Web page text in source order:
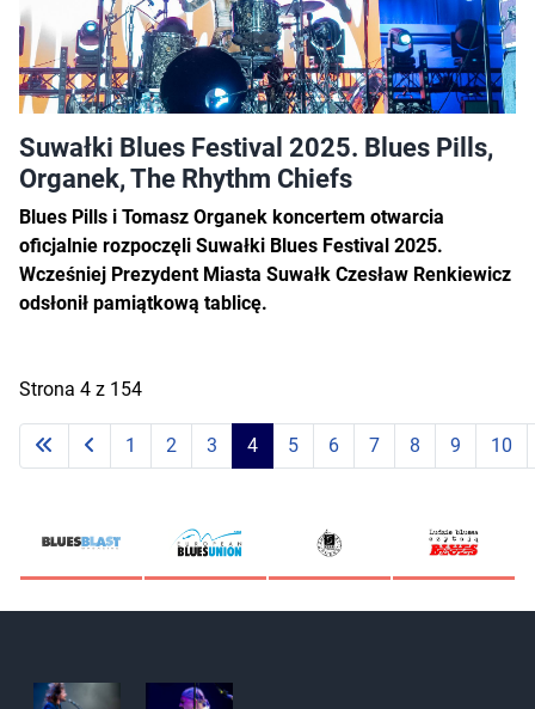
Suwałki Blues Festival 2025. Blues Pills,
Organek, The Rhythm Chiefs
Blues Pills i Tomasz Organek koncertem otwarcia
oficjalnie rozpoczęli Suwałki Blues Festival 2025.
Wcześniej Prezydent Miasta Suwałk Czesław Renkiewicz
odsłonił pamiątkową tablicę.
Strona 4 z 154
1 2 3 4 5 6 7 8 9 10